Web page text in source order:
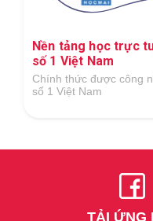
Nền tảng học trực
số 1 Việt Nam
Chính thức được công
số 1 Việt Nam
TẢI ỨNG